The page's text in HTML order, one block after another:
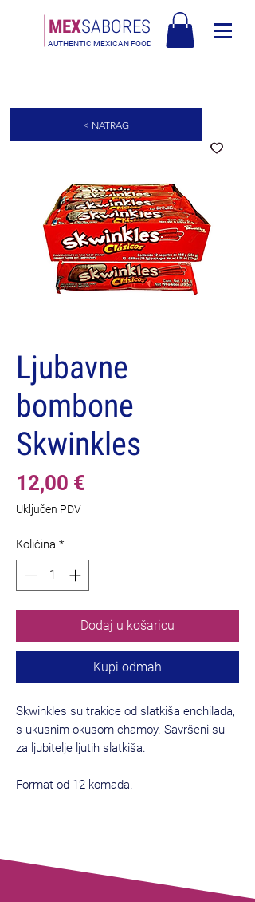
MEXSABORES
AUTHENTIC MEXICAN FOOD
Ljubavne
bombone
Skwinkles
12,00 €
Uključen PDV
Količina *
Dodaj u košaricu
Kupi odmah
Skwinkles su trakice od slatkiša enchilada,
s ukusnim okusom chamoy. Savršeni su
za ljubitelje ljutih slatkiša.
Format od 12 komada.
< NATRAG